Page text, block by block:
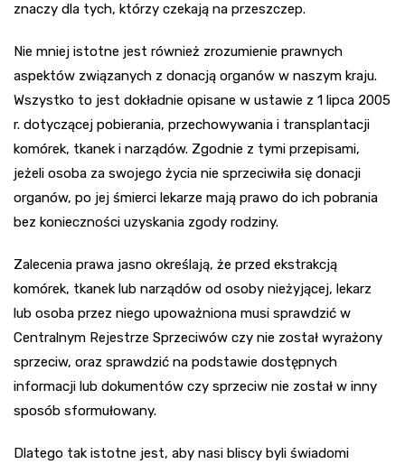
znaczy dla tych, którzy czekają na przeszczep.
Nie mniej istotne jest również zrozumienie prawnych
aspektów związanych z donacją organów w naszym kraju.
Wszystko to jest dokładnie opisane w ustawie z 1 lipca 2005
r. dotyczącej pobierania, przechowywania i transplantacji
komórek, tkanek i narządów. Zgodnie z tymi przepisami,
jeżeli osoba za swojego życia nie sprzeciwiła się donacji
organów, po jej śmierci lekarze mają prawo do ich pobrania
bez konieczności uzyskania zgody rodziny.
Zalecenia prawa jasno określają, że przed ekstrakcją
komórek, tkanek lub narządów od osoby nieżyjącej, lekarz
lub osoba przez niego upoważniona musi sprawdzić w
Centralnym Rejestrze Sprzeciwów czy nie został wyrażony
sprzeciw, oraz sprawdzić na podstawie dostępnych
informacji lub dokumentów czy sprzeciw nie został w inny
sposób sformułowany.
Dlatego tak istotne jest, aby nasi bliscy byli świadomi